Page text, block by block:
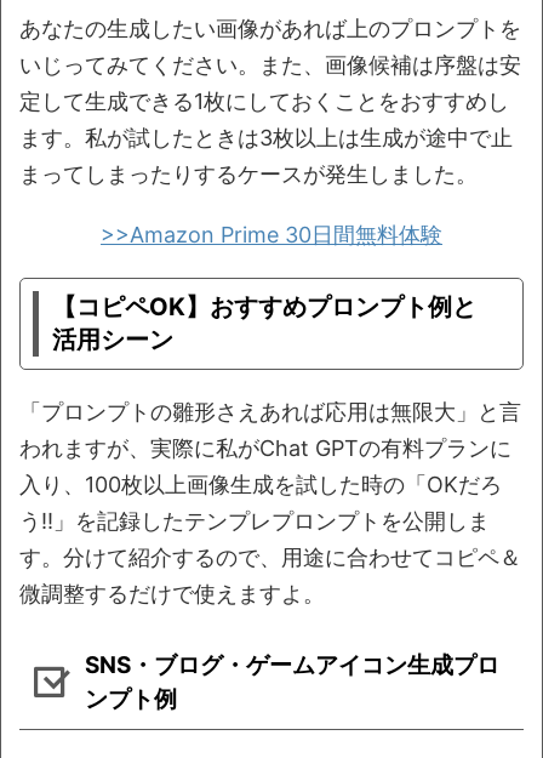
あなたの生成したい画像があれば上のプロンプトを
いじってみてください。また、画像候補は序盤は安
定して生成できる1枚にしておくことをおすすめし
ます。私が試したときは3枚以上は生成が途中で止
まってしまったりするケースが発生しました。
>>Amazon Prime 30日間無料体験
【コピペOK】おすすめプロンプト例と
活用シーン
「プロンプトの雛形さえあれば応用は無限大」と言
われますが、実際に私がChat GPTの有料プランに
入り、100枚以上画像生成を試した時の「OKだろ
う!!」を記録したテンプレプロンプトを公開しま
す。分けて紹介するので、用途に合わせてコピペ＆
微調整するだけで使えますよ。
SNS・ブログ・ゲームアイコン生成プロ
ンプト例